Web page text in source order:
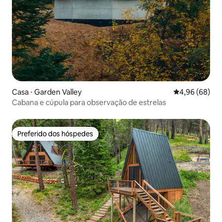
Casa ⋅ Garden Valley 4,96 de uma
4,96 (68)
Cabana e cúpula para observação de estrelas
Preferido dos hóspedes
Preferido dos hóspedes